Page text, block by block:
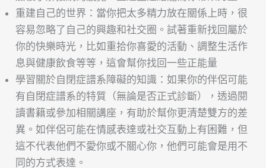
重建自己的世界：當你把太多精力放在關係上時，很
容易忽略了自己的興趣和社交圈。試著重新找回屬於
你的快樂時光，比如重拾你喜愛的活動、調整生活作
息與健康飲食等等，這會幫你找回一些正能量
學習關於自閉症譜系障礙的知識：如果你的伴侶可能
有自閉症譜系的特質（無論是否正式診斷），透過閱
讀書籍或參加相關講座，有助於幫你更清楚雙方的差
異。如伴侶可能在情感表達或社交互動上有困難，但
這不代表他們不愛你或不關心你，他們可能會是用不
同的方式表達。